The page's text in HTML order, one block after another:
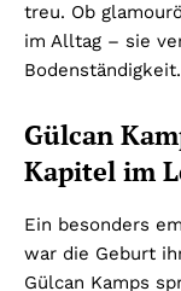
treu. Ob
im Alltag – sie
Bodenständigkeit.
Gülcan
Kapitel im
Ein besonders
war die Geburt
Gülcan Kamps